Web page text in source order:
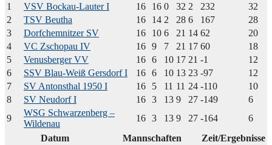
1
VSV Bockau-Lauter I 16 16 0 32 2 232
32
2
TSV Beutha 16 14 2 28 6 167
28
3
Dorfchemnitzer SV 16 10 6 21 14 62
20
4
VC Zschopau IV 16 9 7 21 17 60
18
5
Venusberger VV 16 6 10 17 21 -1
12
6
SSV Blau-Weiß Gersdorf I 16 6 10 13 23 -97
12
7
SV Antonsthal 1950 I 16 5 11 11 24 -110
10
8
SV Neudorf I 16 3 13 9 27 -149
6
9
WSG Schwarzenberg –
Wildenau
16 3 13 9 27 -164
6
Datum
Mannschaften
Zeit/Ergebnisse